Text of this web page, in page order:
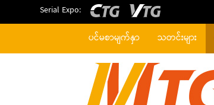
Serial Expo:
ပင်မစာမျက်နှာ သတင်းများ